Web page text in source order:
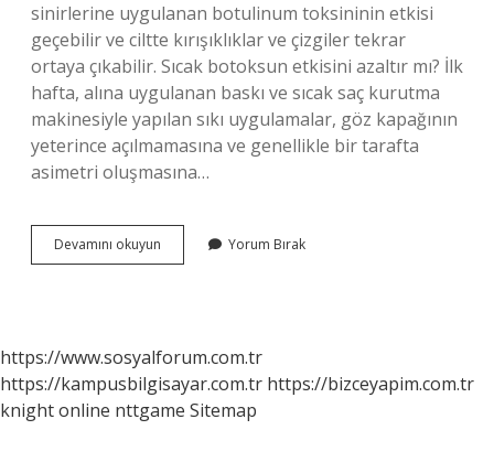
sinirlerine uygulanan botulinum toksininin etkisi
geçebilir ve ciltte kırışıklıklar ve çizgiler tekrar
ortaya çıkabilir. Sıcak botoksun etkisini azaltır mı? İlk
hafta, alına uygulanan baskı ve sıcak saç kurutma
makinesiyle yapılan sıkı uygulamalar, göz kapağının
yeterince açılmamasına ve genellikle bir tarafta
asimetri oluşmasına…
Devamını okuyun
Etkisini
Yorum Bırak
https://www.sosyalforum.com.tr
https://kampusbilgisayar.com.tr https://bizceyapim.com.tr
knight online nttgame Sitemap